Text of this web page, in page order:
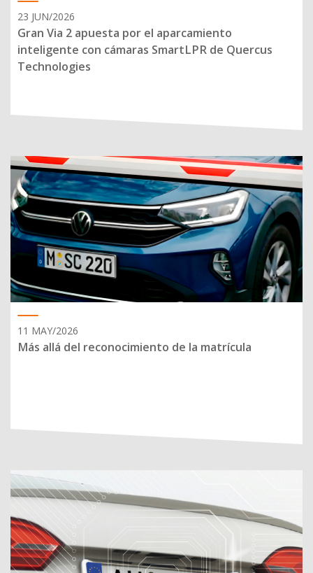
23 JUN/2026
Gran Via 2 apuesta por el aparcamiento
inteligente con cámaras SmartLPR de Quercus
Technologies
11 MAY/2026
Más allá del reconocimiento de la matrícula